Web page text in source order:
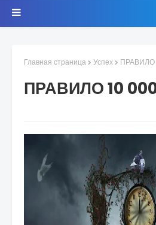
Главная страница Успех ПРАВИЛО
ПРАВИЛО 10